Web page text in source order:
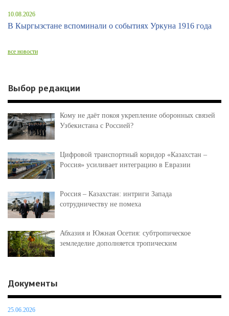
10.08.2026
В Кыргызстане вспоминали о событиях Уркуна 1916 года
все новости
Выбор редакции
Кому не даёт покоя укрепление оборонных связей
Узбекистана с Россией?
Цифровой транспортный коридор «Казахстан –
Россия» усиливает интеграцию в Евразии
Россия – Казахстан: интриги Запада
сотрудничеству не помеха
Абхазия и Южная Осетия: субтропическое
земледелие дополняется тропическим
Документы
25.06.2026